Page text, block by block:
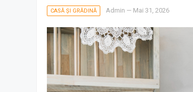
CASĂ ȘI GRĂDINĂ Admin — Mai 31, 2026